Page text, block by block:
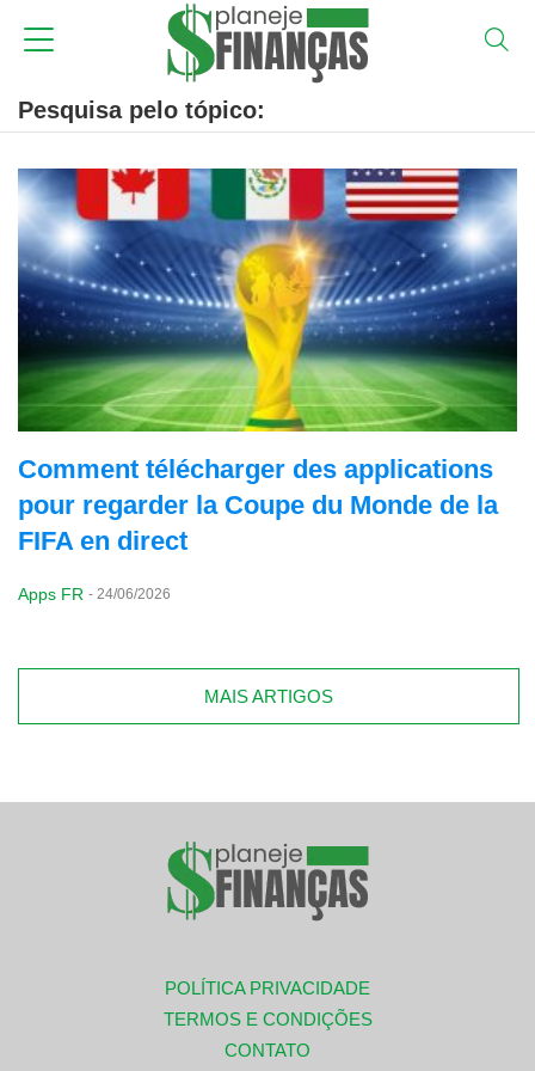
Pesquisa pelo tópico:
Comment télécharger des applications
pour regarder la Coupe du Monde de la
FIFA en direct
Apps FR - 24/06/2026
MAIS ARTIGOS
POLÍTICA PRIVACIDADE
TERMOS E CONDIÇÕES
CONTATO